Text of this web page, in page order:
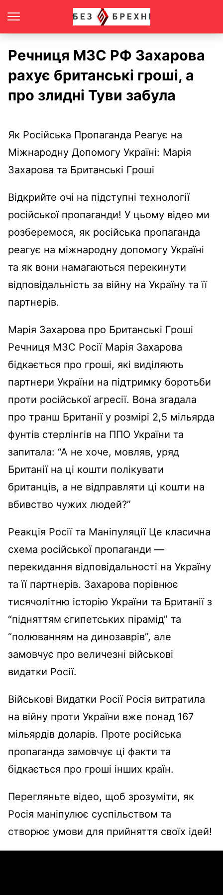
Речниця МЗС РФ Захарова
рахує британські гроші, а
про злидні Туви забула
Як Російська Пропаганда Реагує на
Міжнародну Допомогу Україні: Марія
Захарова та Британські Гроші
Відкрийте очі на підступні технології
російської пропаганди! У цьому відео ми
розберемося, як російська пропаганда
реагує на міжнародну допомогу Україні
та як вони намагаються перекинути
відповідальність за війну на Україну та її
партнерів.
Марія Захарова про Британські Гроші
Речниця МЗС Росії Марія Захарова
бідкається про гроші, які виділяють
партнери України на підтримку боротьби
проти російської агресії. Вона згадала
про транш Британії у розмірі 2,5 мільярда
фунтів стерлінгів на ППО України та
запитала: “А не хоче, мовляв, уряд
Британії на ці кошти полікувати
британців, а не відправляти ці кошти на
вбивство чужих людей?”
Реакція Росії та Маніпуляції Це класична
схема російської пропаганди —
перекидання відповідальності на Україну
та її партнерів. Захарова порівнює
тисячолітню історію України та Британії з
“підняттям єгипетських пірамід” та
“полюванням на динозаврів”, але
замовчує про величезні військові
видатки Росії.
Військові Видатки Росії Росія витратила
на війну проти України вже понад 167
мільярдів доларів. Проте російська
пропаганда замовчує ці факти та
бідкається про гроші інших країн.
Перегляньте відео, щоб зрозуміти, як
Росія маніпулює суспільством та
створює умови для прийняття своїх ідей!